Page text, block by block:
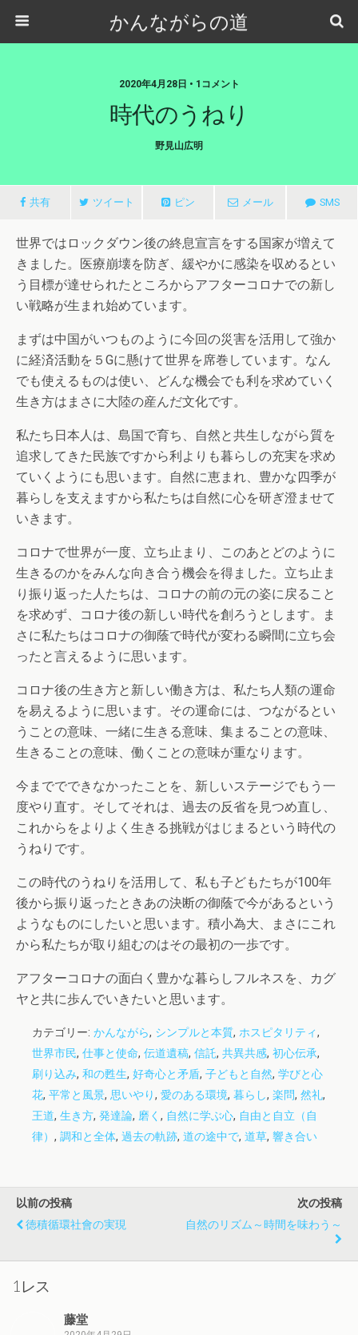
かんながらの道
2020年4月28日 • 1コメント
時代のうねり
野見山広明
共有 ツイート ピン メール SMS
世界ではロックダウン後の終息宣言をする国家が増えて
きました。医療崩壊を防ぎ、緩やかに感染を収めるとい
う目標が達せられたところからアフターコロナでの新し
い戦略が生まれ始めています。
まずは中国がいつものように今回の災害を活用して強か
に経済活動を５Gに懸けて世界を席巻しています。なん
でも使えるものは使い、どんな機会でも利を求めていく
生き方はまさに大陸の産んだ文化です。
私たち日本人は、島国で育ち、自然と共生しながら質を
追求してきた民族ですから利よりも暮らしの充実を求め
ていくようにも思います。自然に恵まれ、豊かな四季が
暮らしを支えますから私たちは自然に心を研ぎ澄ませて
いきます。
コロナで世界が一度、立ち止まり、このあとどのように
生きるのかをみんな向き合う機会を得ました。立ち止ま
り振り返った人たちは、コロナの前の元の姿に戻ること
を求めず、コロナ後の新しい時代を創ろうとします。ま
さに私たちはコロナの御蔭で時代が変わる瞬間に立ち会
ったと言えるように思います。
コロナ後の生き方と新しい働き方は、私たち人類の運命
を易えるように思います。その運命には、つながるとい
うことの意味、一緒に生きる意味、集まることの意味、
生きることの意味、働くことの意味が重なります。
今まででできなかったことを、新しいステージでもう一
度やり直す。そしてそれは、過去の反省を見つめ直し、
これからをよりよく生きる挑戦がはじまるという時代の
うねりです。
この時代のうねりを活用して、私も子どもたちが100年
後から振り返ったときあの決断の御蔭で今があるという
ようなものにしたいと思います。積小為大、まさにこれ
から私たちが取り組むのはその最初の一歩です。
アフターコロナの面白く豊かな暮らしフルネスを、カグ
ヤと共に歩んでいきたいと思います。
カテゴリー: かんながら, シンプルと本質, ホスピタリティ,
世界市民, 仕事と使命, 伝道遺稿, 信託, 共異共感, 初心伝承,
刷り込み, 和の甦生, 好奇心と矛盾, 子どもと自然, 学びと心
花, 平常と風景, 思いやり, 愛のある環境, 暮らし, 楽問, 然礼,
王道, 生き方, 発達論, 磨く , 自然に学ぶ心, 自由と自立（自
律） , 調和と全体, 過去の軌跡, 道の途中で, 道草, 響き合い
以前の投稿
徳積循環社會の実現
次の投稿
自然のリズム～時間を味わう～
1レス
藤堂